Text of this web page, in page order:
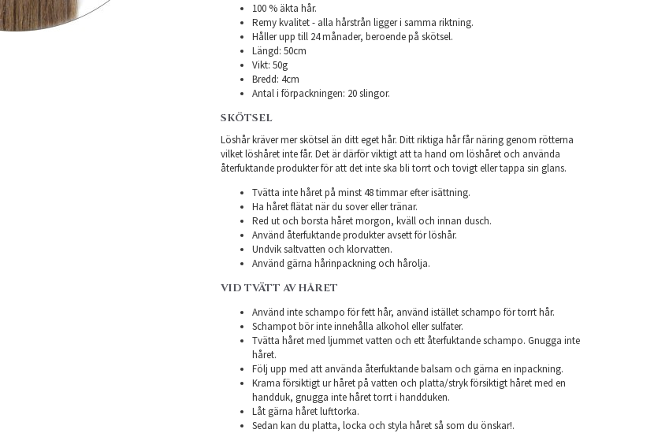
100 % äkta hår.
Remy kvalitet - alla hårstrån ligger i samma riktning.
Håller upp till 24 månader, beroende på skötsel.
Längd: 50cm
Vikt: 50g
Bredd: 4cm
Antal i förpackningen: 20 slingor.
SKÖTSEL
Löshår kräver mer skötsel än ditt eget hår. Ditt riktiga hår får näring genom rötterna
vilket löshåret inte får. Det är därför viktigt att ta hand om löshåret och använda
återfuktande produkter för att det inte ska bli torrt och tovigt eller tappa sin glans.
Tvätta inte håret på minst 48 timmar efter isättning.
Ha håret flätat när du sover eller tränar.
Red ut och borsta håret morgon, kväll och innan dusch.
Använd återfuktande produkter avsett för löshår.
Undvik saltvatten och klorvatten.
Använd gärna hårinpackning och hårolja.
VID TVÄTT AV HÅRET
Använd inte schampo för fett hår, använd istället schampo för torrt hår.
Schampot bör inte innehålla alkohol eller sulfater.
Tvätta håret med ljummet vatten och ett återfuktande schampo. Gnugga inte
håret.
Följ upp med att använda återfuktande balsam och gärna en inpackning.
Krama försiktigt ur håret på vatten och platta/stryk försiktigt håret med en
handduk, gnugga inte håret torrt i handduken.
Låt gärna håret lufttorka.
Sedan kan du platta, locka och styla håret så som du önskar!.